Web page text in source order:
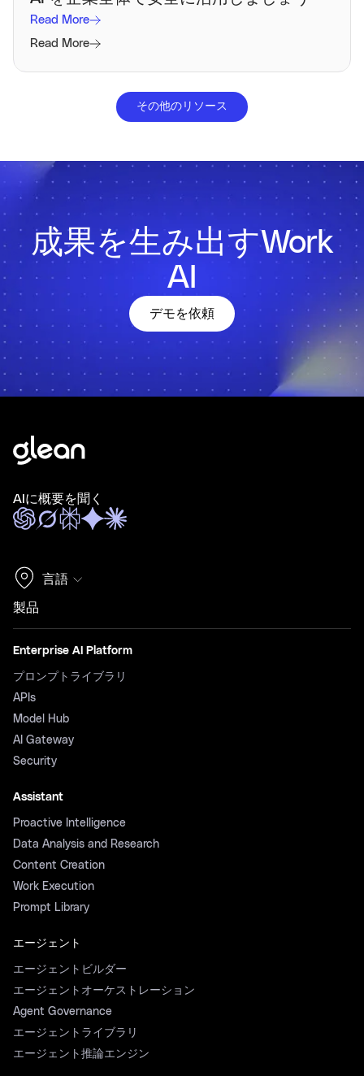
Read More
Read More
その他のリソース
成果を生み出すWork
AI
デモを依頼
AIに概要を聞く
言語
製品
Enterprise AI Platform
プロンプトライブラリ
APIs
Model Hub
AI Gateway
Security
Assistant
Proactive Intelligence
Data Analysis and Research
Content Creation
Work Execution
Prompt Library
エージェント
エージェントビルダー
エージェントオーケストレーション
Agent Governance
エージェントライブラリ
エージェント推論エンジン